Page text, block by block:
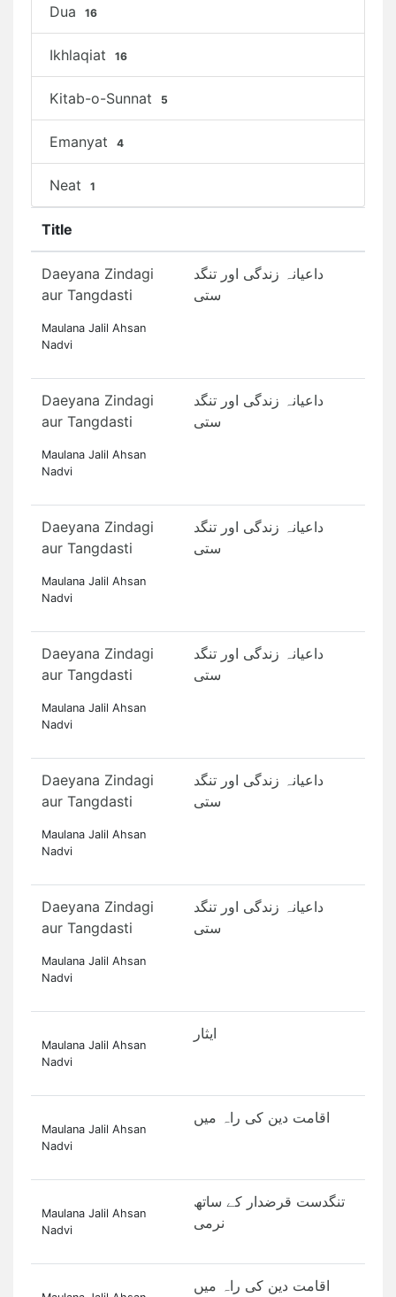
Dua 16
Ikhlaqiat 16
Kitab-o-Sunnat 5
Emanyat 4
Neat 1
Title
Daeyana Zindagi
aur Tangdasti
Maulana Jalil Ahsan
Nadvi
داعیانہ زندگی اور تنگد
ستی
Daeyana Zindagi
aur Tangdasti
Maulana Jalil Ahsan
Nadvi
داعیانہ زندگی اور تنگد
ستی
Daeyana Zindagi
aur Tangdasti
Maulana Jalil Ahsan
Nadvi
داعیانہ زندگی اور تنگد
ستی
Daeyana Zindagi
aur Tangdasti
Maulana Jalil Ahsan
Nadvi
داعیانہ زندگی اور تنگد
ستی
Daeyana Zindagi
aur Tangdasti
Maulana Jalil Ahsan
Nadvi
داعیانہ زندگی اور تنگد
ستی
Daeyana Zindagi
aur Tangdasti
Maulana Jalil Ahsan
Nadvi
داعیانہ زندگی اور تنگد
ستی
Maulana Jalil Ahsan
Nadvi
ایثار
Maulana Jalil Ahsan
Nadvi
اقامت دین کی راہ میں
Maulana Jalil Ahsan
Nadvi
تنگدست قرضدار کے ساتھ
نرمی
اقامت دین کی راہ میں